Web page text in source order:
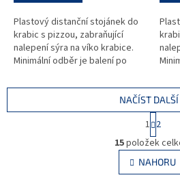
Plastový distanční stojánek do
krabic s pizzou, zabraňující
nalepení sýra na víko krabice.
Minimální odběr je balení po
500ks(1290301).
O
v
l
á
NAČÍST
t
r
á
n
k
1 2
15položek
NAHORU